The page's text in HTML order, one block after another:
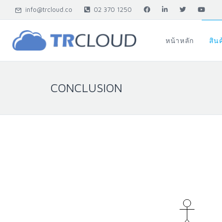
info@trcloud.co 02 370 1250
หน้าหลัก สิน
CONCLUSION